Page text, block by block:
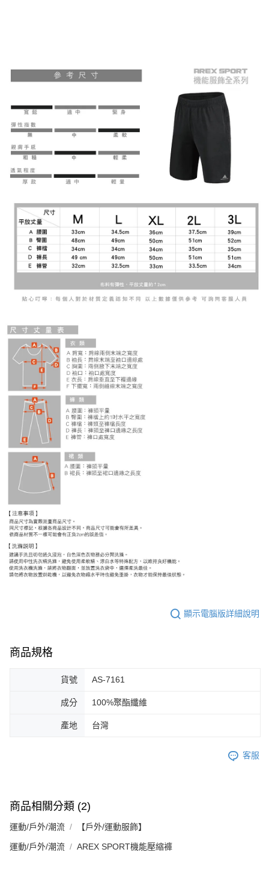
顯示電腦版詳細說明
商品規格
貨號 AS-7161
成分 100%聚酯纖維
產地 台灣
客服
商品相關分類 (2)
運動/戶外/潮流 【戶外/運動服飾】
運動/戶外/潮流 AREX SPORT機能壓縮褲